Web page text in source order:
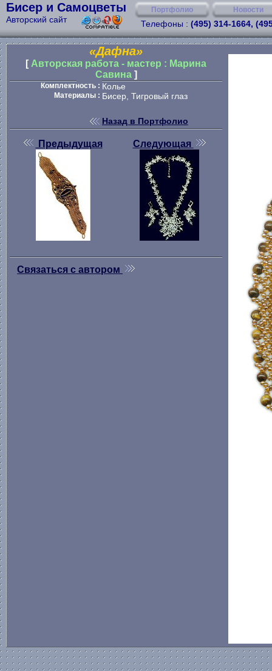
Бисер и Самоцветы
Авторский сайт
Портфолио Новости
Телефоны : (495) 314-1664,
«Дафна»
[ Авторская работа - мастер : Марина
Савина ]
Комплектность : Колье
Материалы : Бисер, Тигровый глаз
Назад в Портфолио
Предыдущая Следующая
Связаться с автором